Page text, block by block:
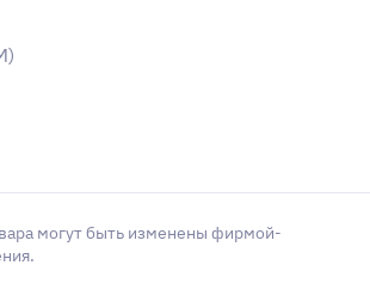
могут быть изменены фирмой-